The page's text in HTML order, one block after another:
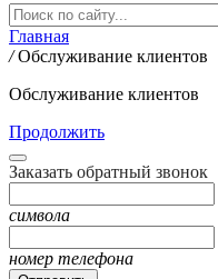
Главная
/ Обслуживание клиентов
Обслуживание клиентов
Продолжить
Заказать обратный звонок
символа
номер телефона